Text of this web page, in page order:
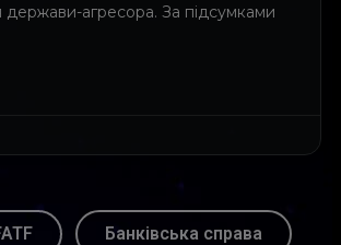
держави-агресора. За підсумками
Банківська справа